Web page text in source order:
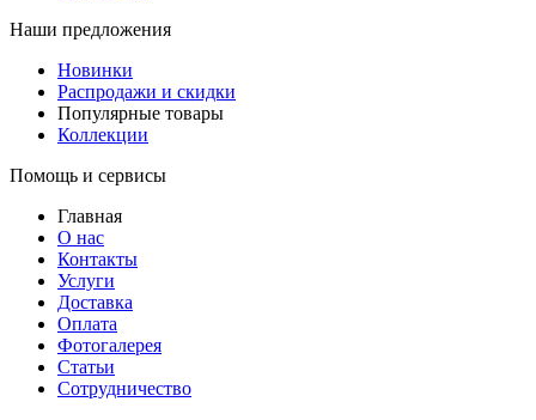
Наши предложения
Новинки
Распродажи и скидки
Популярные товары
Коллекции
Помощь и сервисы
Главная
О нас
Контакты
Услуги
Доставка
Оплата
Фотогалерея
Статьи
Сотрудничество